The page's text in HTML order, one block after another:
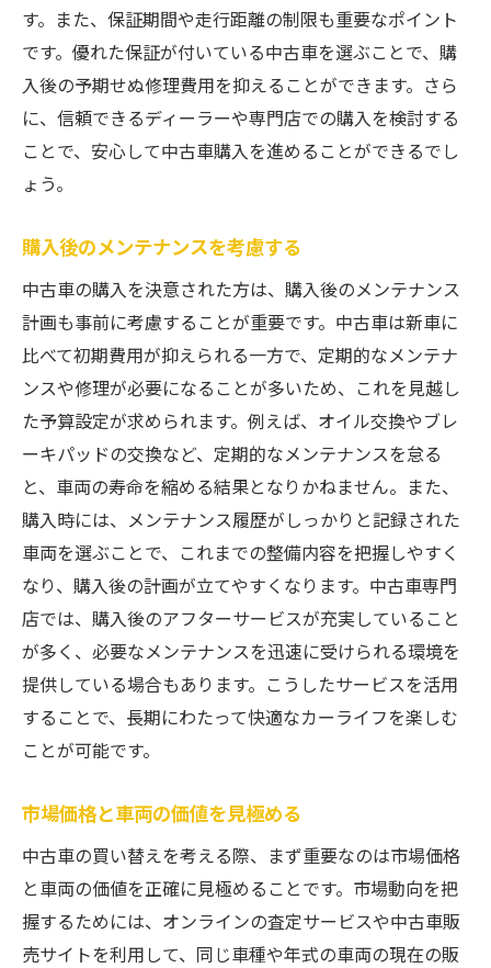
す。また、保証期間や走行距離の制限も重要なポイント
です。優れた保証が付いている中古車を選ぶことで、購
入後の予期せぬ修理費用を抑えることができます。さら
に、信頼できるディーラーや専門店での購入を検討する
ことで、安心して中古車購入を進めることができるでし
ょう。
購入後のメンテナンスを考慮する
中古車の購入を決意された方は、購入後のメンテナンス
計画も事前に考慮することが重要です。中古車は新車に
比べて初期費用が抑えられる一方で、定期的なメンテナ
ンスや修理が必要になることが多いため、これを見越し
た予算設定が求められます。例えば、オイル交換やブレ
ーキパッドの交換など、定期的なメンテナンスを怠る
と、車両の寿命を縮める結果となりかねません。また、
購入時には、メンテナンス履歴がしっかりと記録された
車両を選ぶことで、これまでの整備内容を把握しやすく
なり、購入後の計画が立てやすくなります。中古車専門
店では、購入後のアフターサービスが充実していること
が多く、必要なメンテナンスを迅速に受けられる環境を
提供している場合もあります。こうしたサービスを活用
することで、長期にわたって快適なカーライフを楽しむ
ことが可能です。
市場価格と車両の価値を見極める
中古車の買い替えを考える際、まず重要なのは市場価格
と車両の価値を正確に見極めることです。市場動向を把
握するためには、オンラインの査定サービスや中古車販
売サイトを利用して、同じ車種や年式の車両の現在の販